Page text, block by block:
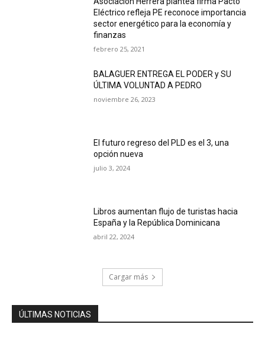
Eléctrico refleja PE reconoce importancia
sector energético para la economía y
finanzas
febrero 25, 2021
BALAGUER ENTREGA EL PODER y SU
ÚLTIMA VOLUNTAD A PEDRO
noviembre 26, 2023
El futuro regreso del PLD es el 3, una
opción nueva
julio 3, 2024
Libros aumentan flujo de turistas hacia
España y la República Dominicana
abril 22, 2024
Cargar más
ÚLTIMAS NOTICIAS